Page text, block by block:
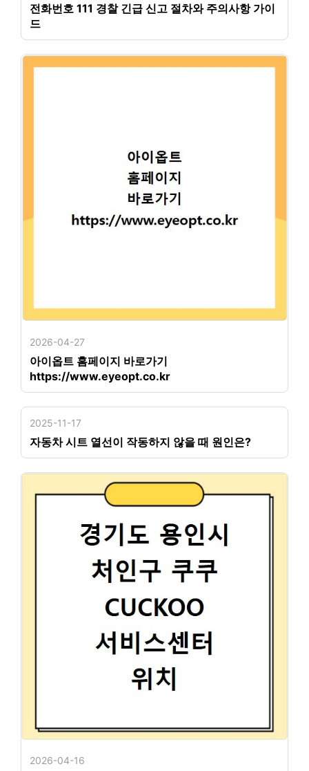
전화번호 111 경찰 긴급 신고 절차와 주의사항 가이
드
2026-04-27
아이옵트 홈페이지 바로가기
https://www.eyeopt.co.kr
2025-11-17
자동차 시트 열선이 작동하지 않을 때 원인은?
2026-04-16